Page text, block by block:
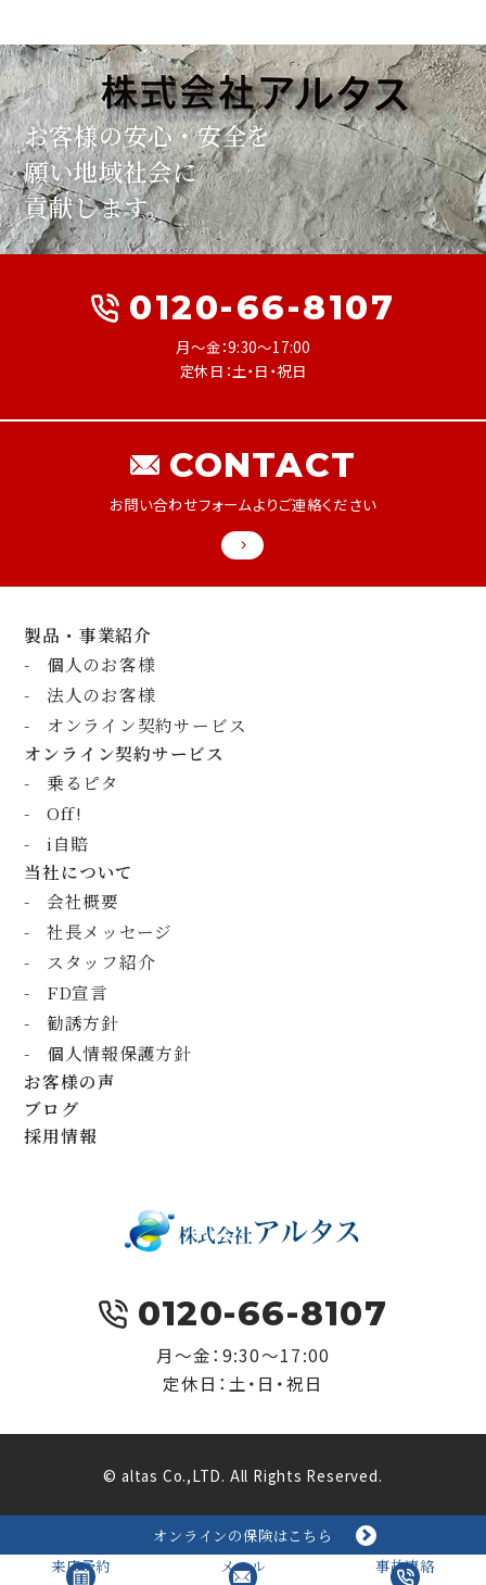
お客様の安心・安全を
願い地域社会に
貢献します。
0120-66-8107
月～金：9:30～17:00
定休日：土・日・祝日
CONTACT
お問い合わせフォームよりご連絡ください
製品・事業紹介
個人のお客様
法人のお客様
オンライン契約サービス
オンライン契約サービス
乗るピタ
Off!
i自賠
当社について
会社概要
社長メッセージ
スタッフ紹介
FD宣言
勧誘方針
個人情報保護方針
お客様の声
ブログ
採用情報
0120-66-8107
月～金：9:30～17:00
定休日：土・日・祝日
オンラインの保険はこちら
来店予約
メール 事故連絡
© altas Co.,LTD. All Rights Reserved.